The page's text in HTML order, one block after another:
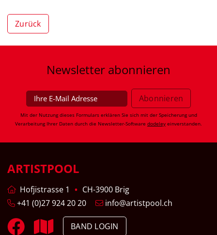
Zurück
Newsletter abonnieren
Mit der Nutzung dieses Formulars erklären Sie sich mit der Speicherung und
Verarbeitung Ihrer Daten durch die Newsletter-Software dodeley einverstanden.
ARTISTPOOL
Hofjistrasse 1
CH-3900 Brig
+41 (0)27 924 20 20
info@artistpool.ch
BAND LOGIN